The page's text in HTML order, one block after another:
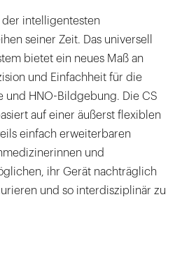
der intelligentesten
seiner Zeit. Das universell
bietet ein neues Maß an
und Einfachheit für die
und HNO-Bildgebung. Die CS
auf einer äußerst flexiblen
einfach erweiterbaren
und
ihr Gerät nachträglich
und so interdisziplinär zu